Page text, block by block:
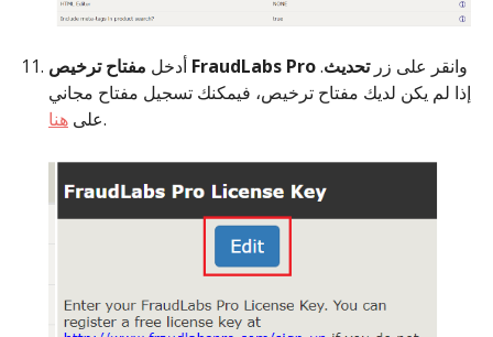
أدخل مفتاح ترخيص FraudLabs Pro وانقر على زرتحديث.
إذا لم يكن لديك مفتاح ترخيص، فيمكنك تسجيل مفتاح مجاني
على هنا .